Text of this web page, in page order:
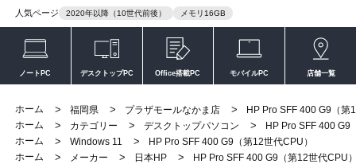
人気ページ 2020年以降（10世代前後） メモリ16GB
ノートPC デスクトップPC Office搭載PC モバイルPC 店舗一覧
ホーム > 福岡県 > プラザモールなかま店 >
HP Pro SFF 400 G9（第
ホーム
> カテゴリー > デスクトップパソコン >
HP Pro SFF 400 G9
ホーム
> Windows 11 >
HP Pro SFF 400 G9（第12世代CPU）
ホーム
> メーカー > 日本HP >
HP Pro SFF 400 G9（第12世代CPU